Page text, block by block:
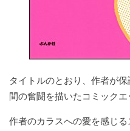
タイトルのとおり、作者が
間の奮闘を描いたコミックエ
作者のカラスへの愛を感じ